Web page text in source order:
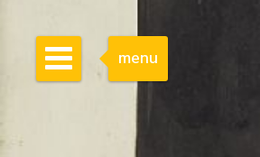
menu